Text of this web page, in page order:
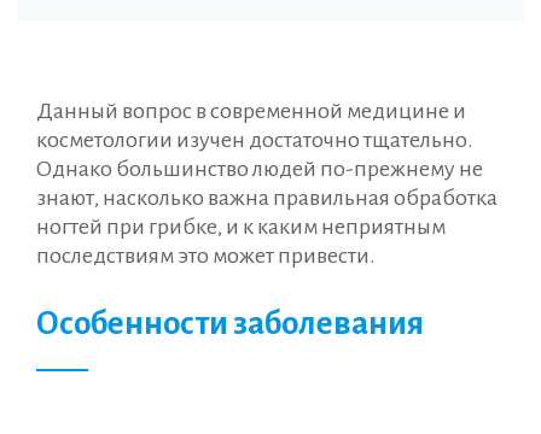
Данный вопрос в современной медицине и
косметологии изучен достаточно тщательно.
Однако большинство людей по-прежнему не
знают, насколько важна правильная обработка
ногтей при грибке, и к каким неприятным
последствиям это может привести.
Особенности заболевания